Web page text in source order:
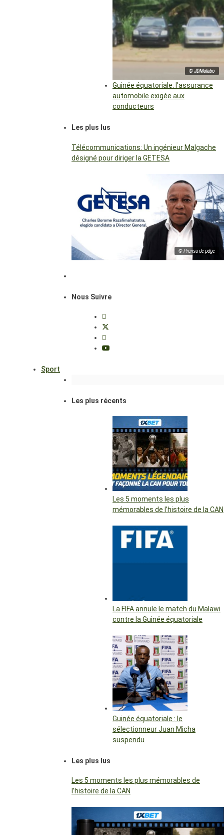
© JDMalabo
Guinée équatoriale: l’assurance
automobile exigée aux
conducteurs
Les plus lus
Télécommunications: Un ingénieur Malgache
désigné pour diriger la GETESA
© Prensa de pdge
Nous Suivre
Sport
Les plus récents
Les 5 moments les plus
mémorables de l’histoire de la CAN
La FIFA annule le match du Malawi
contre la Guinée équatoriale
Guinée équatoriale : le
sélectionneur Juan Micha
suspendu
Les plus lus
Les 5 moments les plus mémorables de
l’histoire de la CAN